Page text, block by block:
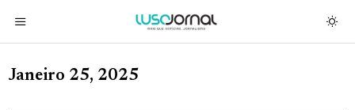
Janeiro 25, 2025